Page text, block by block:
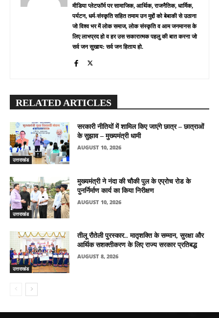
मीडिया प्लेटफॉर्म पर सामाजिक, आर्थिक, राजनैतिक, धार्मिक,
पर्यटन, धर्म-संस्कृति सहित तमाम उन मुद्दों को बेबाकी से उठाना
जो विश्व भर में लोक समाज, लोक संस्कृति व आम जनमानस के
लिए लाभप्रद हो व हर उस सकारात्मक पहलु की बात करना जो
सर्व जन सुखाय: सर्व जन हिताय हो.
RELATED ARTICLES
उत्तराखंड
सरकारी नीतियों में शामिल किए जाएंगे छात्र – छात्राओं
के सुझाव – मुख्यमंत्री धामी
AUGUST 10, 2026
उत्तराखंड
मुख्यमंत्री ने नंदा की चौकी पुल के एप्रोच रोड के
पुनर्निर्माण कार्य का किया निरीक्षण
AUGUST 10, 2026
उत्तराखंड
तीलू रौतेली पुरस्कार.. मातृशक्ति के सम्मान, सुरक्षा और
आर्थिक सशक्तीकरण के लिए राज्य सरकार प्रतिबद्ध
AUGUST 8, 2026